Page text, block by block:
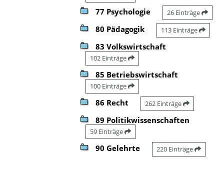
77 Psychologie 26 Einträge
80 Pädagogik 113 Einträge
83 Volkswirtschaft
102 Einträge
85 Betriebswirtschaft
100 Einträge
86 Recht 262 Einträge
89 Politikwissenschaften
59 Einträge
90 Gelehrte 220 Einträge